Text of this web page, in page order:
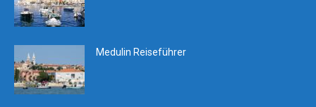
Medulin Reiseführer